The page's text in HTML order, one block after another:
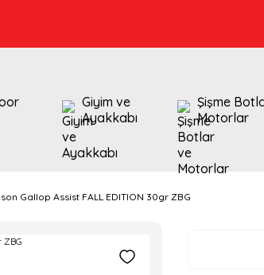
Giyim ve
Ayakkabı
Şişme
Motorlar
Gallop Assist FALL EDITION 30gr ZBG